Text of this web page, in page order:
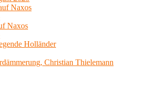
Naxos
Naxos
Holländer
Christian Thielemann